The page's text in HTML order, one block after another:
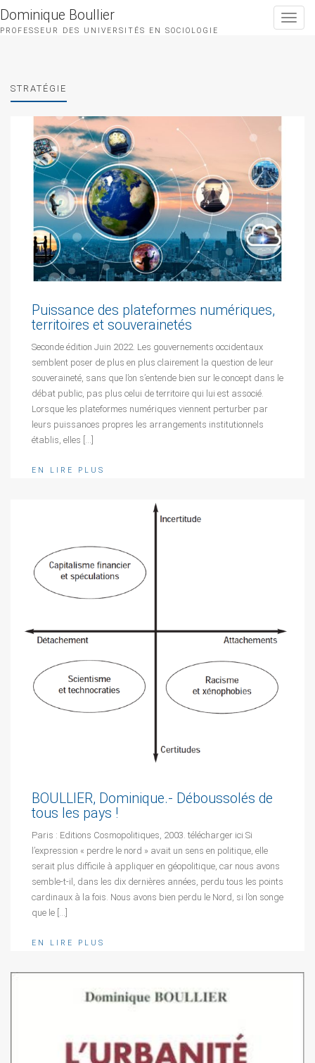
Toggle
Dominique Boullier
PROFESSEUR DES UNIVERSITÉS EN SOCIOLOGIE
STRATÉGIE
Puissance des plateformes numériques,
territoires et souverainetés
Seconde édition Juin 2022. Les gouvernements occidentaux
semblent poser de plus en plus clairement la question de leur
souveraineté, sans que l’on s’entende bien sur le concept dans le
débat public, pas plus celui de territoire qui lui est associé.
Lorsque les plateformes numériques viennent perturber par
leurs puissances propres les arrangements institutionnels
établis, elles […]
EN LIRE PLUS
BOULLIER, Dominique.- Déboussolés de
tous les pays !
Paris : Editions Cosmopolitiques, 2003. télécharger ici Si
l’expression « perdre le nord » avait un sens en politique, elle
serait plus difficile à appliquer en géopolitique, car nous avons
semble-t-il, dans les dix dernières années, perdu tous les points
cardinaux à la fois. Nous avons bien perdu le Nord, si l’on songe
que le […]
EN LIRE PLUS